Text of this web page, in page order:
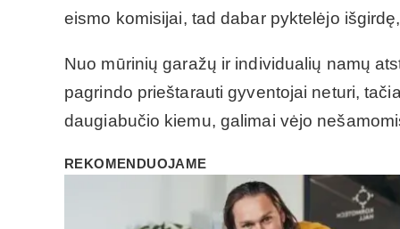
eismo komisijai, tad dabar pyktelėjo
Nuo mūrinių garažų ir individualių namų
pagrindo prieštarauti gyventojai neturi,
daugiabučio kiemu, galimai vėjo
REKOMENDUOJAME